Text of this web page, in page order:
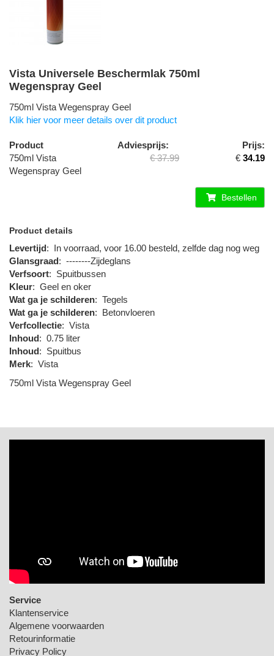
Vista Universele Beschermlak 750ml
Wegenspray Geel
750ml Vista Wegenspray Geel
Klik hier voor meer details over dit product
Product Adviesprijs:
Prijs:
750ml Vista
Wegenspray Geel
€ 37.99 € 34.19
Bestellen
Product details
Levertijd: In voorraad, voor 16.00 besteld, zelfde dag nog weg
Glansgraad: --------Zijdeglans
Verfsoort: Spuitbussen
Kleur: Geel en oker
Wat ga je schilderen: Tegels
Wat ga je schilderen: Betonvloeren
Verfcollectie: Vista
Inhoud: 0.75 liter
Inhoud: Spuitbus
Merk: Vista
750ml Vista Wegenspray Geel
Service
Klantenservice
Algemene voorwaarden
Retourinformatie
Privacy Policy